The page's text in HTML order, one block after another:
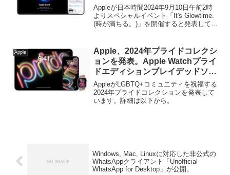
を開催すると発表。
Appleが日本時間2024年9月10日午前2時
よりスペシャルイベント「It's Glowtime.
(時が満ちる。)」を開催すると発表してい
Apple
Apple、2024年プライドコレクシ
ョンを発表。Apple Watchプライ
ドエディションブレイデッドソロ
ループは5月23日発売で、文字盤
や壁紙は近日中にリリースされる
watchOS 10.5やiOS/iPadOS 17.5
AppleがLGBTQ+コミュニティを祝福する
2024年プライドコレクションを発表して
います。詳細は以下から。
Windows, Mac, Linuxに対応した非公式の
WhatsAppクライアント「Unofficial
WhatsApp for Desktop」が公開。